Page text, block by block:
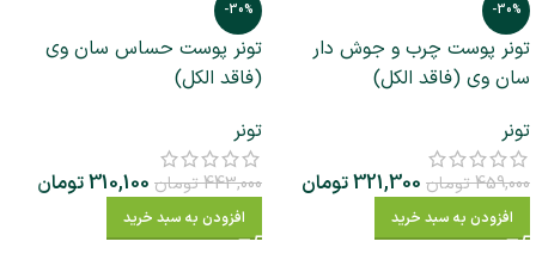
-30%
تونر پوست چرب و جوش دار
سان وی (فاقد الکل)
تونر
459,000تومان 321,300تومان
افزودن به سبد خرید
-30%
تونر پوست حساس سان وی
(فاقد الکل)
تونر
443,000تومان 310,100تومان
افزودن به سبد خرید